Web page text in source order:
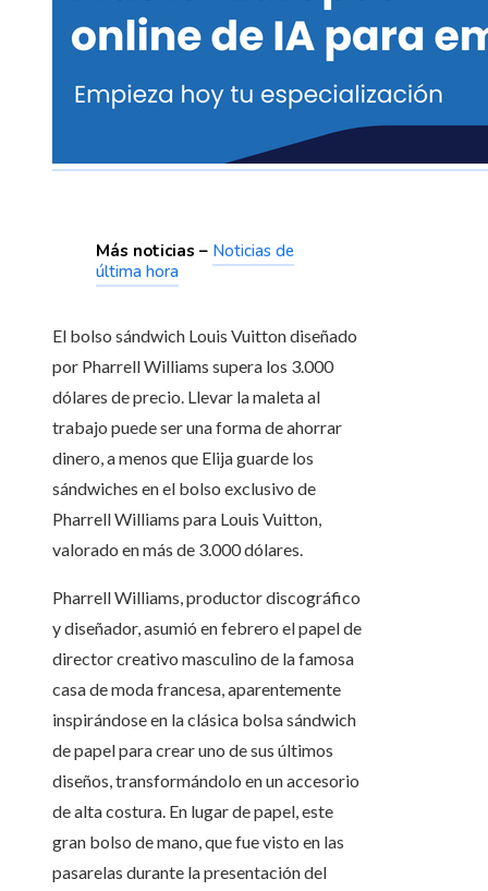
Más noticias – Noticias de
última hora
El bolso sándwich Louis Vuitton diseñado
por Pharrell Williams supera los 3.000
dólares de precio. Llevar la maleta al
trabajo puede ser una forma de ahorrar
dinero, a menos que Elija guarde los
sándwiches en el bolso exclusivo de
Pharrell Williams para Louis Vuitton,
valorado en más de 3.000 dólares.
Pharrell Williams, productor discográfico
y diseñador, asumió en febrero el papel de
director creativo masculino de la famosa
casa de moda francesa, aparentemente
inspirándose en la clásica bolsa sándwich
de papel para crear uno de sus últimos
diseños, transformándolo en un accesorio
de alta costura. En lugar de papel, este
gran bolso de mano, que fue visto en las
pasarelas durante la presentación del